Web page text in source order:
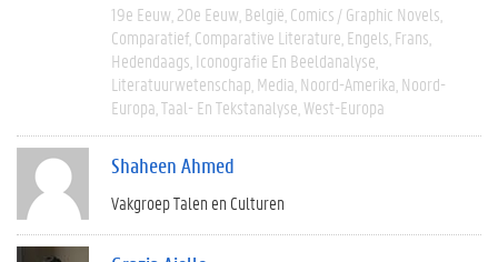
19e Eeuw 20e Eeuw België Comics / Graphic Novels
Comparatief Comparative Literature Engels Frans
Hedendaags Iconografie En Beeldanalyse
Literatuurwetenschap Media Noord-Amerika Noord-
Europa Taal- En Tekstanalyse West-Europa
Shaheen Ahmed
Vakgroep Talen en Culturen